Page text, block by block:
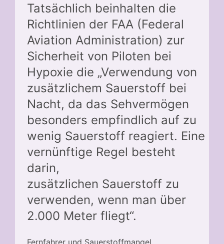
Tatsächlich beinhalten die
Richtlinien der FAA (Federal
Aviation Administration) zur
Sicherheit von Piloten bei
Hypoxie die „Verwendung von
zusätzlichem Sauerstoff bei
Nacht, da das Sehvermögen
besonders empfindlich auf zu
wenig Sauerstoff reagiert. Eine
vernünftige Regel besteht
darin,
zusätzlichen Sauerstoff zu
verwenden, wenn man über
2.000 Meter fliegt“.
Fernfahrer und Sauerstoffmangel